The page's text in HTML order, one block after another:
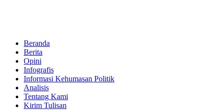
Beranda
Berita
Opini
Infografis
Informasi Kehumasan Politik
Analisis
Tentang Kami
Kirim Tulisan